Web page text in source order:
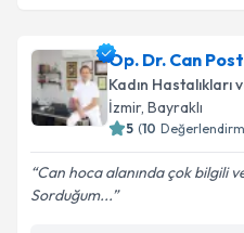
Op. Dr. Berrin Korkut
oluşturun. Size bu
takvim hazırlandığında
Op. Dr. Can
Kadın Hastalıkları
İzmir, Bayraklı
5 (10
Can hoca alanında çok bilgili
Sorduğum...